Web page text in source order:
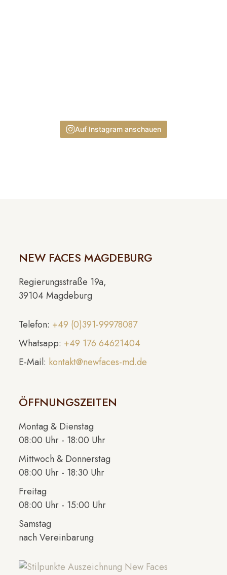
Auf Instagram anschauen
NEW FACES MAGDEBURG
Regierungsstraße 19a,
39104 Magdeburg
Telefon: +49 (0)391-99978087
Whatsapp: +49 176 64621404
E-Mail: kontakt@newfaces-md.de
ÖFFNUNGSZEITEN
Montag & Dienstag
08:00 Uhr - 18:00 Uhr
Mittwoch & Donnerstag
08:00 Uhr - 18:30 Uhr
Freitag
08:00 Uhr - 15:00 Uhr
Samstag
nach Vereinbarung